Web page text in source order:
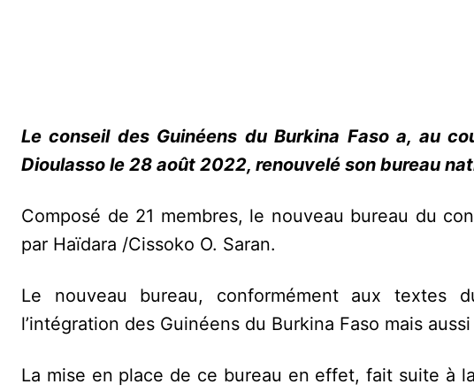
Le conseil des Guinéens du Burkina Faso a, au
Dioulasso le 28 août 2022, renouvelé son bureau
Composé de 21 membres, le nouveau bureau du
par Haïdara /Cissoko O. Saran.
Le nouveau bureau, conformément aux textes
l’intégration des Guinéens du Burkina Faso mais
La mise en place de ce bureau en effet, fait suite à